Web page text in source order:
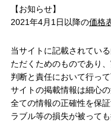
【お知らせ】
2021年4月1日以降の価格
当サイトに記載されてい
ただくためのものであり
判断と責任において行っ
サイトの掲載情報は細心
全ての情報の正確性を保
ラブル等の損失が被って